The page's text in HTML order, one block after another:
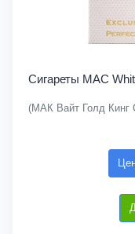
Сигареты MAC
(МАК Вайт Голд Кинг